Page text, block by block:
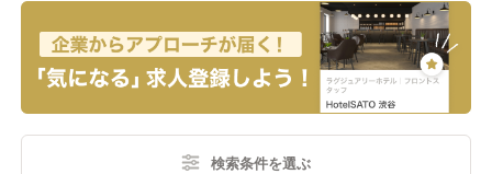
検索条件を選ぶ